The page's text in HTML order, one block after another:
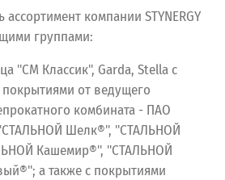
компании STYNERGY
группами:
"СМ Классик", Garda, Stella с
от ведущего
комбината - ПАО
Шелк®", "СТАЛЬНОЙ
Кашемир®", "СТАЛЬНОЙ
а также с покрытиями